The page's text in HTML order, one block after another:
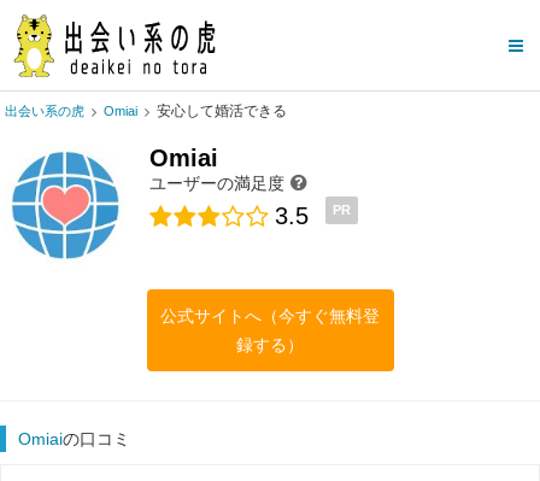
出会い系の虎 Omiai 安心して婚活できる
Omiai
ユーザーの満足度
3.5 PR
公式サイトへ（今すぐ無料登
録する）
Omiaiの口コミ